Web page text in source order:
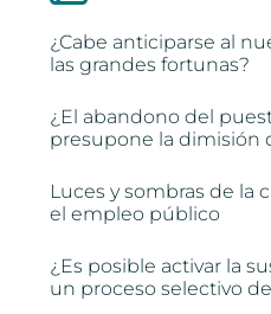
¿Cabe anticiparse al
las grandes fortunas?
¿El abandono del
presupone la dimisión
Luces y sombras de la
el empleo público
¿Es posible activar la
un proceso selectivo